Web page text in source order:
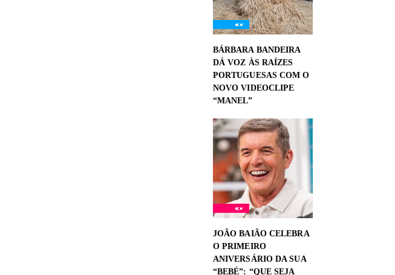
BÁRBARA BANDEIRA
DÁ VOZ ÀS RAÍZES
PORTUGUESAS COM O
NOVO VIDEOCLIPE
“MANEL”
JOÃO BAIÃO CELEBRA
O PRIMEIRO
ANIVERSÁRIO DA SUA
“BEBÉ”: “QUE SEJA